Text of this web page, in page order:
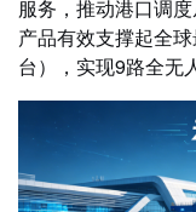
服务，推动港口调度
产品有效支撑起全
台），实现9路全无